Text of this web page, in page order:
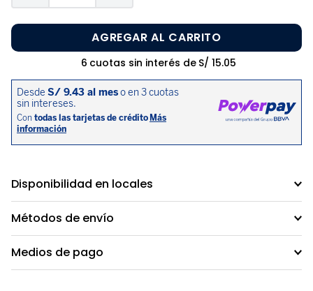
AGREGAR AL CARRITO
6 cuotas sin interés de S/ 15.05
Disponibilidad en locales
Métodos de envío
Medios de pago